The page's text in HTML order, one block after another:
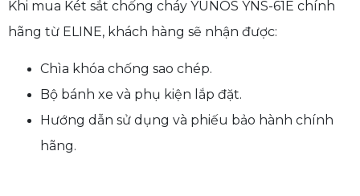
Khi mua Két sắt chống cháy YUNOS YNS-61E chính
hãng từ ELINE, khách hàng sẽ nhận được:
Chìa khóa chống sao chép.
Bộ bánh xe và phụ kiện lắp đặt.
Hướng dẫn sử dụng và phiếu bảo hành chính
hãng.